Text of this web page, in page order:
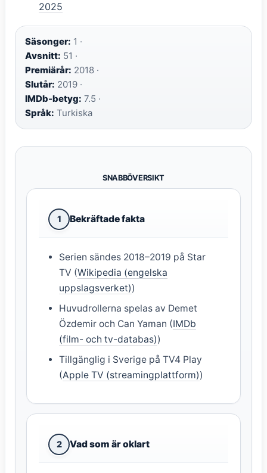
2025
Säsonger: 1 ·
Avsnitt: 51 ·
Premiärår: 2018 ·
Slutår: 2019 ·
IMDb-betyg: 7.5 ·
Språk: Turkiska
SNABBÖVERSIKT
1 Bekräftade fakta
Serien sändes 2018–2019 på Star
TV (Wikipedia (engelska
uppslagsverket))
Huvudrollerna spelas av Demet
Özdemir och Can Yaman (IMDb
(film- och tv-databas))
Tillgänglig i Sverige på TV4 Play
(Apple TV (streamingplattform))
2 Vad som är oklart